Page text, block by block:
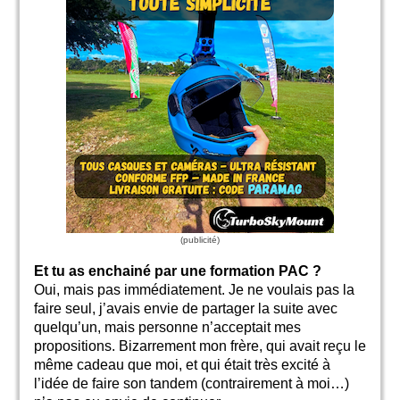
Et tu as enchainé par une formation PAC ?
Oui, mais pas immédiatement. Je ne voulais pas la
faire seul, j’avais envie de partager la suite avec
quelqu’un, mais personne n’acceptait mes
propositions. Bizarrement mon frère, qui avait reçu le
même cadeau que moi, et qui était très excité à
l’idée de faire son tandem (contrairement à moi…)